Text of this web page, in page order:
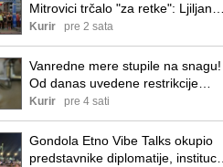
Mitrovici trčalo "za retke": Ljiljana
živi sa više od 40 tumora, iza nje
sedam operacija (foto)
Kurir pre 2 sata
Vanredne mere stupile na snagu!
Od danas uvedene restrikcije
vode u još jednom srpskom gradu
Kurir pre 4 sati
Gondola Etno Vibe Talks okupio
predstavnike diplomatije, institucija